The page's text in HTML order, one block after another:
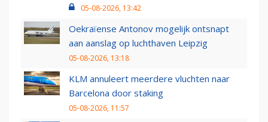
05-08-2026, 13:42
Oekraïense Antonov mogelijk ontsnapt
aan aanslag op luchthaven Leipzig
05-08-2026, 13:18
KLM annuleert meerdere vluchten naar
Barcelona door staking
05-08-2026, 11:57